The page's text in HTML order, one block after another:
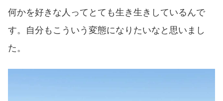
何かを好きな人ってとても生き生きしているんで
す。自分もこういう変態になりたいなと思いまし
た。